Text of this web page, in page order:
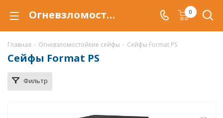
Огневзломостойкий сейф Format PS PRO купить в Ханты-Мансийске, сейфы Format PS PRO с защитой от взлома и от огня по низкой цене c доставкой 0
Главная - Огневзломостойкие сейфы - Сейфы Format PS
Сейфы Format PS
Фильтр